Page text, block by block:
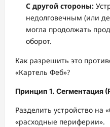
С другой стороны:
недолговечным (или
могла продолжать
оборот.
Как разрешить это
«Картель Феб»?
Принцип 1. Сегментация
Разделить устройство на
«расходные периферии».